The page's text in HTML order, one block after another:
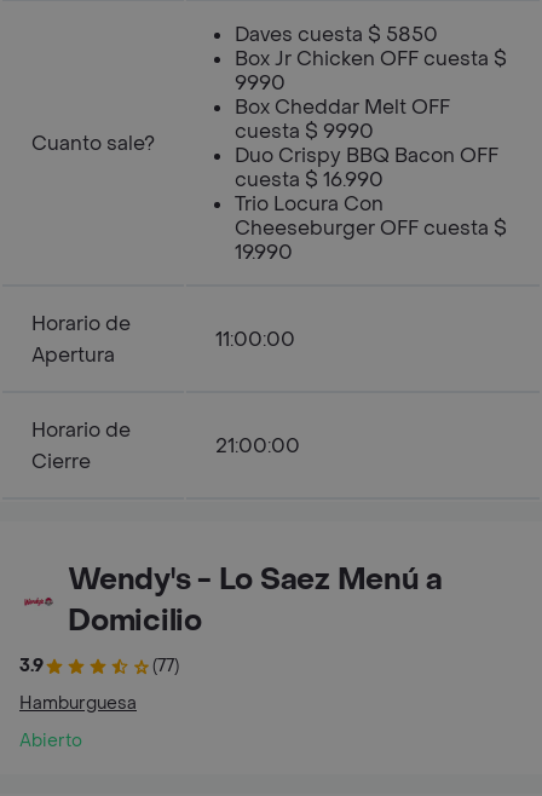
Cuanto sale?
Daves cuesta $ 5850
Box Jr Chicken OFF cuesta $
9990
Box Cheddar Melt OFF
cuesta $ 9990
Duo Crispy BBQ Bacon OFF
cuesta $ 16.990
Trio Locura Con
Cheeseburger OFF cuesta $
19.990
Horario de
Apertura
11:00:00
Horario de
Cierre
21:00:00
Wendy's - Lo Saez Menú a
Domicilio
3.9
(77)
Hamburguesa
Abierto